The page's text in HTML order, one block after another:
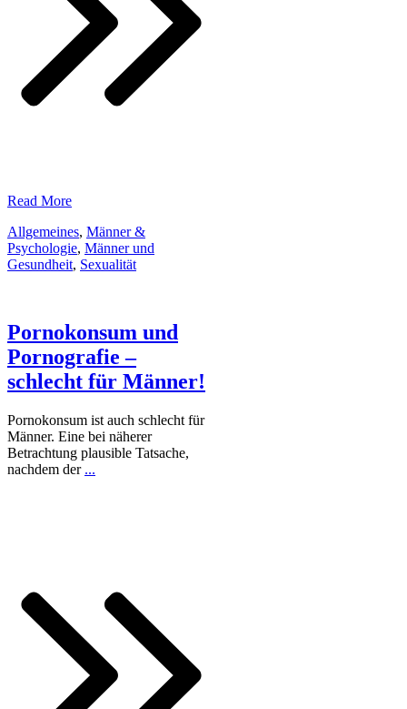
​Read More
Allgemeines, Männer &
Psychologie, Männer und
Gesundheit, Sexualität
Pornokonsum und
Pornografie –
schlecht für Männer!
Pornokonsum ist auch schlecht für
Männer. Eine bei näherer
Betrachtung plausible Tatsache,
nachdem der ...